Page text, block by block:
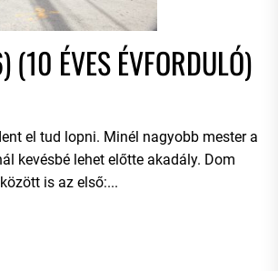
(10 ÉVES ÉVFORDULÓ)
el tud lopni. Minél nagyobb mester a
kevésbé lehet előtte akadály. Dom
is az első:...